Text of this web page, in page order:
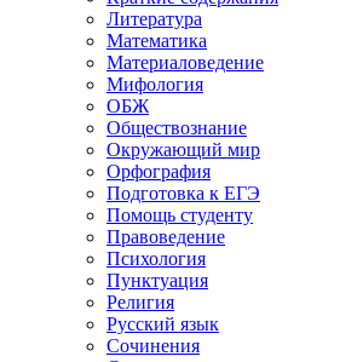
Литература
Математика
Материаловедение
Мифология
ОБЖ
Обществознание
Окружающий мир
Орфография
Подготовка к ЕГЭ
Помощь студенту
Правоведение
Психология
Пунктуация
Религия
Русский язык
Сочинения